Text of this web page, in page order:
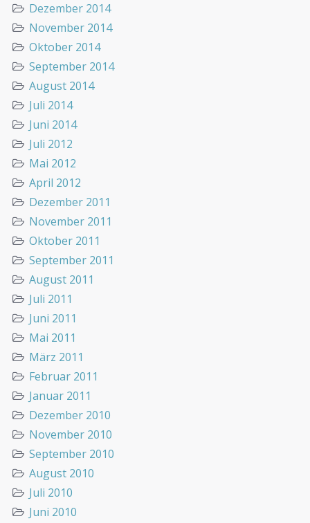
Dezember 2014
November 2014
Oktober 2014
September 2014
August 2014
Juli 2014
Juni 2014
Juli 2012
Mai 2012
April 2012
Dezember 2011
November 2011
Oktober 2011
September 2011
August 2011
Juli 2011
Juni 2011
Mai 2011
März 2011
Februar 2011
Januar 2011
Dezember 2010
November 2010
September 2010
August 2010
Juli 2010
Juni 2010